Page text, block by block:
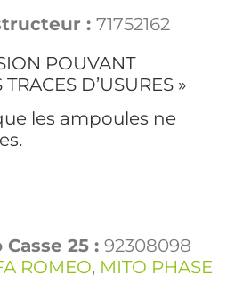
: 71752162
POUVANT
D’USURES »
les ampoules ne
25 : 92308098
ROMEO, MITO PHASE